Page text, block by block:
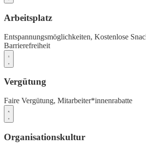
Arbeitsplatz
Entspannungsmöglichkeiten, Kostenlose
Barrierefreiheit
Vergütung
Faire Vergütung, Mitarbeiter*innenrabatte
Organisationskultur